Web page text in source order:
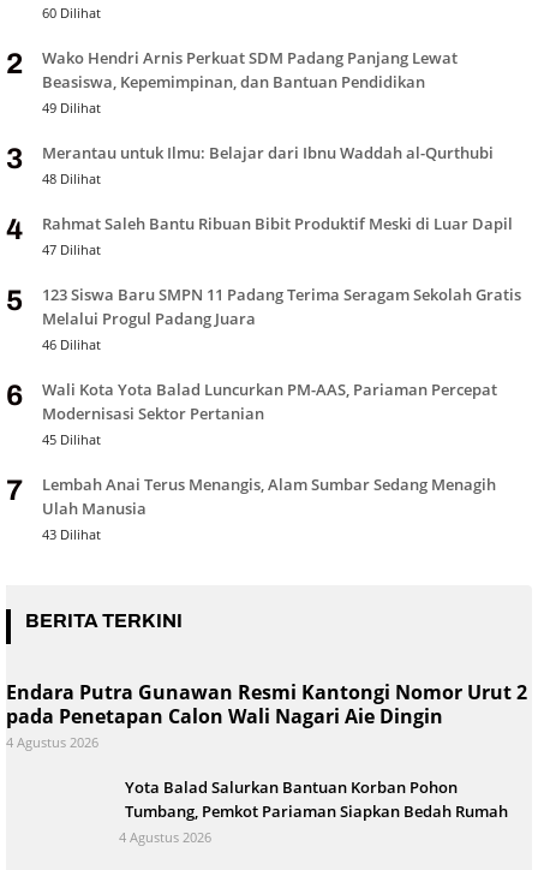
60 Dilihat
2
Wako Hendri Arnis Perkuat SDM Padang Panjang Lewat
Beasiswa, Kepemimpinan, dan Bantuan Pendidikan
49 Dilihat
3 Merantau untuk Ilmu: Belajar dari Ibnu Waddah al-Qurthubi
48 Dilihat
4 Rahmat Saleh Bantu Ribuan Bibit Produktif Meski di Luar Dapil
47 Dilihat
5
123 Siswa Baru SMPN 11 Padang Terima Seragam Sekolah Gratis
Melalui Progul Padang Juara
46 Dilihat
6
Wali Kota Yota Balad Luncurkan PM-AAS, Pariaman Percepat
Modernisasi Sektor Pertanian
45 Dilihat
7
Lembah Anai Terus Menangis, Alam Sumbar Sedang Menagih
Ulah Manusia
43 Dilihat
BERITA TERKINI
Endara Putra Gunawan Resmi Kantongi Nomor Urut 2
pada Penetapan Calon Wali Nagari Aie Dingin
4 Agustus 2026
Yota Balad Salurkan Bantuan Korban Pohon
Tumbang, Pemkot Pariaman Siapkan Bedah Rumah
4 Agustus 2026